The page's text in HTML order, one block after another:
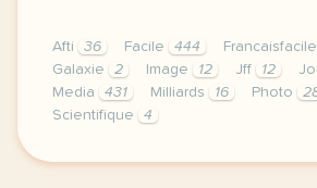
Afti 36 Facile 444 Francaisfacile
Galaxie
2 Image 12 Jff 12
Media
431 Milliards 16 Photo
Scientifique
4
exercice b1 astronomie la